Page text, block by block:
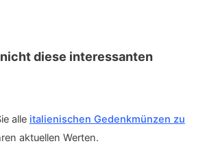
diese interessanten
alle italienischen Gedenkmünzen zu
aktuellen Werten.